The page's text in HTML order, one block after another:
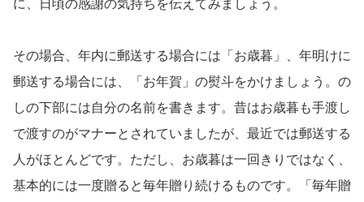
に、日頃の感謝の気持ちを伝えてみましょう。
その場合、年内に郵送する場合には「お歳暮」、年明けに
郵送する場合には、「お年賀」の熨斗をかけましょう。の
しの下部には自分の名前を書きます。昔はお歳暮も手渡し
で渡すのがマナーとされていましたが、最近では郵送する
人がほとんどです。ただし、お歳暮は一回きりではなく、
基本的には一度贈ると毎年贈り続けるものです。「毎年贈